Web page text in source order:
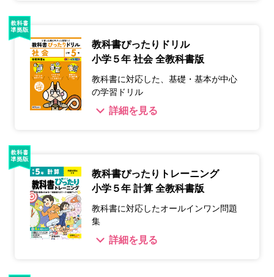
教科書ぴったりドリル
小学５年 社会 全教科書版
教科書に対応した、基礎・基本が中心
の学習ドリル
詳細を見る
教科書ぴったりトレーニング
小学５年 計算 全教科書版
教科書に対応したオールインワン問題
集
詳細を見る